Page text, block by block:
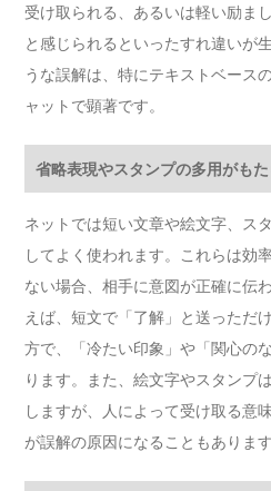
受け取られる、あるいは軽い励ま
と感じられるといったすれ違いが
うな誤解は、特にテキストベース
ャットで顕著です。
省略表現やスタンプの多用がも
ネットでは短い文章や絵文字、ス
してよく使われます。これらは効
ない場合、相手に意図が正確に伝
えば、短文で「了解」と送っただ
方で、「冷たい印象」や「関心の
ります。また、絵文字やスタンプ
しますが、人によって受け取る意
が誤解の原因になることもあります